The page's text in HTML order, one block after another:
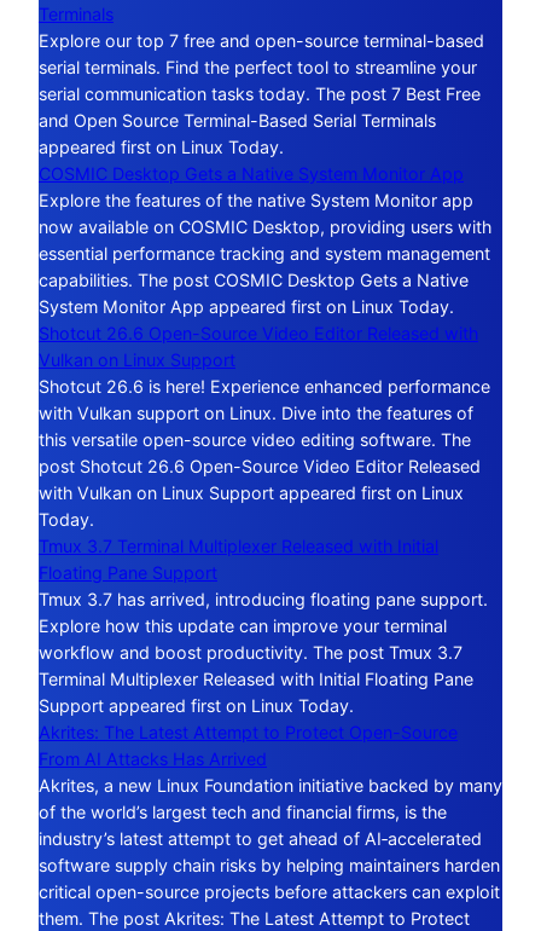
Terminals
Explore our top 7 free and open-source terminal-based
serial terminals. Find the perfect tool to streamline your
serial communication tasks today. The post 7 Best Free
and Open Source Terminal-Based Serial Terminals
appeared first on Linux Today.
COSMIC Desktop Gets a Native System Monitor App
Explore the features of the native System Monitor app
now available on COSMIC Desktop, providing users with
essential performance tracking and system management
capabilities. The post COSMIC Desktop Gets a Native
System Monitor App appeared first on Linux Today.
Shotcut 26.6 Open-Source Video Editor Released with
Vulkan on Linux Support
Shotcut 26.6 is here! Experience enhanced performance
with Vulkan support on Linux. Dive into the features of
this versatile open-source video editing software. The
post Shotcut 26.6 Open-Source Video Editor Released
with Vulkan on Linux Support appeared first on Linux
Today.
Tmux 3.7 Terminal Multiplexer Released with Initial
Floating Pane Support
Tmux 3.7 has arrived, introducing floating pane support.
Explore how this update can improve your terminal
workflow and boost productivity. The post Tmux 3.7
Terminal Multiplexer Released with Initial Floating Pane
Support appeared first on Linux Today.
Akrites: The Latest Attempt to Protect Open-Source
From AI Attacks Has Arrived
Akrites, a new Linux Foundation initiative backed by many
of the world’s largest tech and financial firms, is the
industry’s latest attempt to get ahead of AI‑accelerated
software supply chain risks by helping maintainers harden
critical open-source projects before attackers can exploit
them. The post Akrites: The Latest Attempt to Protect